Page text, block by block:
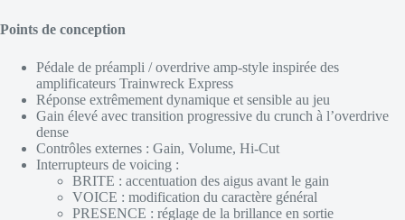
Points de conception
Pédale de préampli / overdrive amp-style inspirée des
amplificateurs Trainwreck Express
Réponse extrêmement dynamique et sensible au jeu
Gain élevé avec transition progressive du crunch à l’overdrive
dense
Contrôles externes : Gain, Volume, Hi-Cut
Interrupteurs de voicing :
BRITE : accentuation des aigus avant le gain
VOICE : modification du caractère général
PRESENCE : réglage de la brillance en sortie